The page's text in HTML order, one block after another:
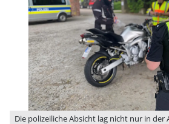
Die polizeiliche Absicht lag nicht nur in der